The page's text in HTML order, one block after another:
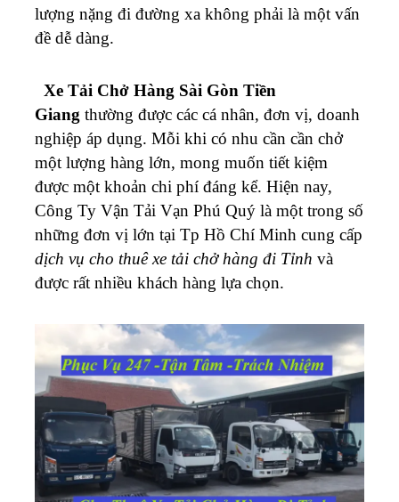
lượng nặng đi đường xa không phải là một vấn
đề dễ dàng.
Xe Tải Chở Hàng Sài Gòn Tiền
Giang thường được các cá nhân, đơn vị, doanh
nghiệp áp dụng. Mỗi khi có nhu cần cần chở
một lượng hàng lớn, mong muốn tiết kiệm
được một khoản chi phí đáng kể. Hiện nay,
Công Ty Vận Tải Vạn Phú Quý là một trong số
những đơn vị lớn tại Tp Hồ Chí Minh cung cấp
dịch vụ cho thuê xe tải chở hàng đi Tỉnh và
được rất nhiều khách hàng lựa chọn.